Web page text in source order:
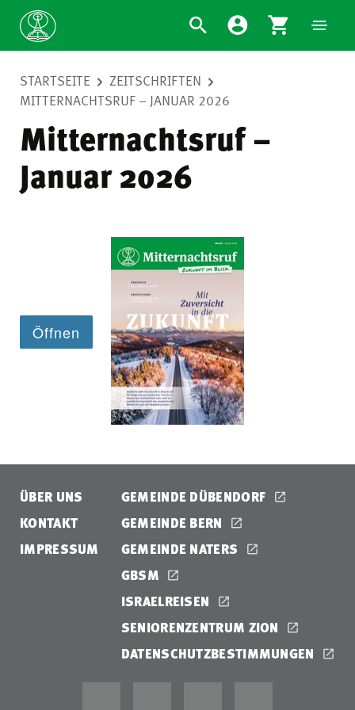
STARTSEITE
ZEITSCHRIFTEN
MITTERNACHTSRUF – JANUAR 2026
Mitternachtsruf –
Januar 2026
ÜBER UNS
KONTAKT
IMPRESSUM
GEMEINDE DÜBENDORF
GEMEINDE BERN
GEMEINDE NATERS
GBSM
ISRAELREISEN
SENIORENZENTRUM ZION
DATENSCHUTZBESTIMMUNGEN